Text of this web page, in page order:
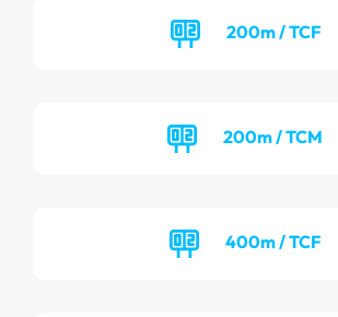
200m / TCF
200m / TCM
400m / TCF